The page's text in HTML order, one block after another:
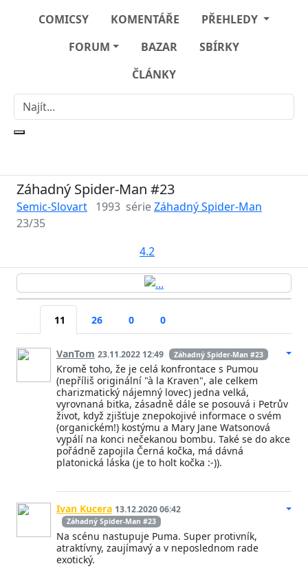
COMICSY KOMENTÁŘE
PŘEHLEDY
FORUM
BAZAR
SBÍRKY
ČLÁNKY
Záhadný Spider-Man #23
Semic-Slovart 1993 sérieZáhadný Spider-Man
23/35
4.2
11 26 0 0
VanTom 23.11.2022 12:49 Záhadný Spider-Man #23
Kromě toho, že je celá konfrontace s Pumou
(nepříliš originální "à la Kraven", ale celkem
charizmatický nájemný lovec) jedna velká,
vyrovnaná bitka, zásadně dále se posouvá i Petrův
život, když zjišťuje znepokojivé informace o svém
(organickém!) kostýmu a Mary Jane Watsonová
vypálí na konci nečekanou bombu. Také se do akce
pořádně zapojila Černá kočka, má dávná
platonická láska (je to holt kočka :-)).
Ivan Kucera 13.12.2020 06:42
Záhadný Spider-Man #23
Na scénu nastupuje Puma. Super protivník,
atraktívny, zaujímavý a v neposlednom rade
exotický.